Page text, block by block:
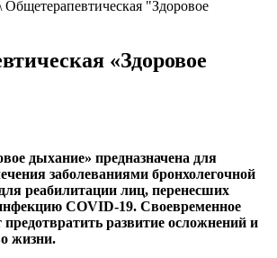
Общетерапевтическая "Здоровое
«Здоровое
дыхание» предназначена для
заболеваниями бронхолегочной
реабилитации лиц, перенесших
COVID-19. Своевременное
предотвратить развитие осложнений и
жизни.